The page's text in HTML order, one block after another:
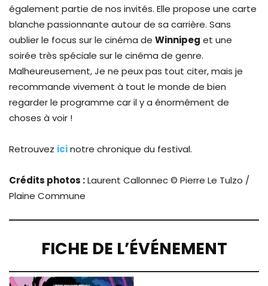
également partie de nos invités. Elle propose une carte
blanche passionnante autour de sa carrière. Sans
oublier le focus sur le cinéma de Winnipeg et une
soirée très spéciale sur le cinéma de genre.
Malheureusement, Je ne peux pas tout citer, mais je
recommande vivement à tout le monde de bien
regarder le programme car il y a énormément de
choses à voir !
Retrouvez icinotre chronique du festival.
Crédits photos :Laurent Callonnec © Pierre Le Tulzo /
Plaine Commune
FICHE DE L’ÉVÉNEMENT